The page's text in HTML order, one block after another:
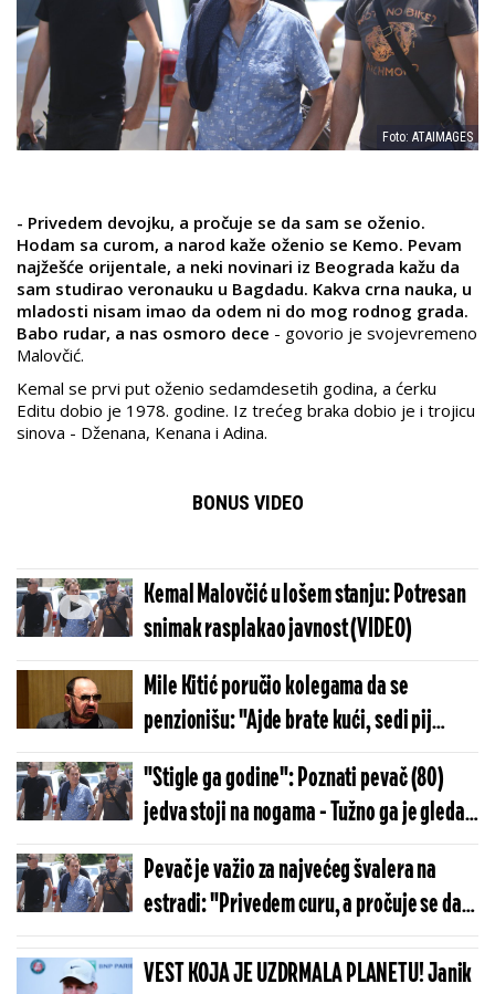
Foto: ATAIMAGES
- Privedem devojku, a pročuje se da sam se oženio.
Hodam sa curom, a narod kaže oženio se Kemo. Pevam
najžešće orijentale, a neki novinari iz Beograda kažu da
sam studirao veronauku u Bagdadu. Kakva crna nauka, u
mladosti nisam imao da odem ni do mog rodnog grada.
Babo rudar, a nas osmoro dece - govorio je svojevremeno
Malovčić.
Kemal se prvi put oženio sedamdesetih godina, a ćerku
Editu dobio je 1978. godine. Iz trećeg braka dobio je i trojicu
sinova - Dženana, Kenana i Adina.
BONUS VIDEO
Kemal Malovčić u lošem stanju: Potresan
snimak rasplakao javnost (VIDEO)
Mile Kitić poručio kolegama da se
penzionišu: "Ajde brate kući, sedi pij
kafu"
"Stigle ga godine": Poznati pevač (80)
jedva stoji na nogama - Tužno ga je gledati
(VIDEO)
Pevač je važio za najvećeg švalera na
estradi: "Privedem curu, a pročuje se da
sam se oženio"
VEST KOJA JE UZDRMALA PLANETU! Janik